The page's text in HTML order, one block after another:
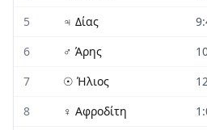
5
♃ Δίας
6
♂ Άρης
7
☉ Ήλιος
8
♀ Αφροδίτη